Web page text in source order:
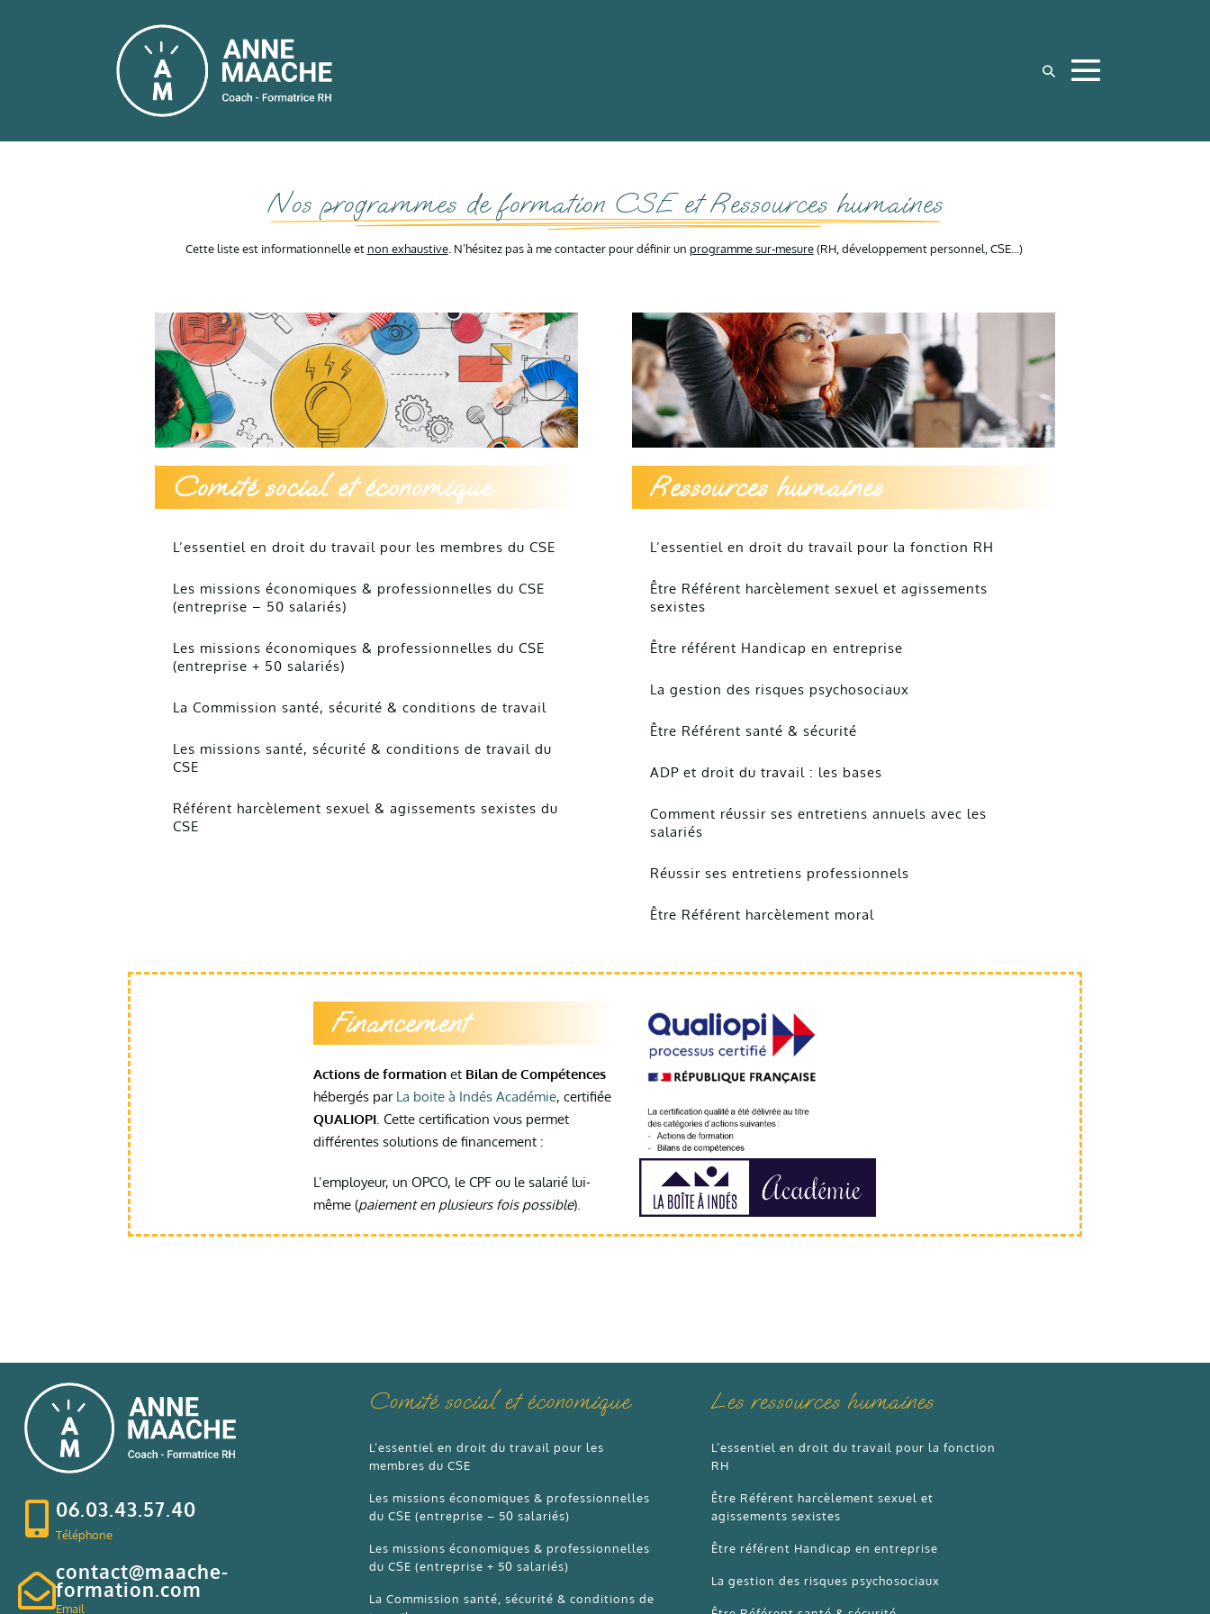
Nos programmes de formation CSE et Ressources humaines
Cette liste est informationnelle etnon exhaustive. N’hésitez pas à me contacter pour définir un programme sur-mesure(RH, développement personnel, CSE…)
Comité social et économique
L’essentiel en droit du travail pour les membres du CSE
Les missions économiques & professionnelles du CSE
(entreprise – 50 salariés)
Les missions économiques & professionnelles du CSE
(entreprise + 50 salariés)
La Commission santé, sécurité & conditions de travail
Les missions santé, sécurité & conditions de travail du
CSE
Référent harcèlement sexuel & agissements sexistes du
CSE
Ressources humaines
L’essentiel en droit du travail pour la fonction RH
Être Référent harcèlement sexuel et agissements
sexistes
Être référent Handicap en entreprise
La gestion des risques psychosociaux
Être Référent santé & sécurité
ADP et droit du travail : les bases
Comment réussir ses entretiens annuels avec les
salariés
Réussir ses entretiens professionnels
Être Référent harcèlement moral
Financement
Actions de formationet Bilan de Compétences
hébergés par La boite à Indés Académie, certifiée
QUALIOPI. Cette certification vous permet
différentes solutions de financement :
L’employeur, un OPCO, le CPF ou le salarié lui-
même (paiement en plusieurs fois possible).
06.03.43.57.40
Téléphone
contact@maache-
formation.com
Email
Comité social et économique
L’essentiel en droit du travail pour les
membres du CSE
Les missions économiques & professionnelles
du CSE (entreprise – 50 salariés)
Les missions économiques & professionnelles
du CSE (entreprise + 50 salariés)
La Commission santé, sécurité & conditions de
Les ressources humaines
L’essentiel en droit du travail pour la fonction
RH
Être Référent harcèlement sexuel et
agissements sexistes
Être référent Handicap en entreprise
La gestion des risques psychosociaux